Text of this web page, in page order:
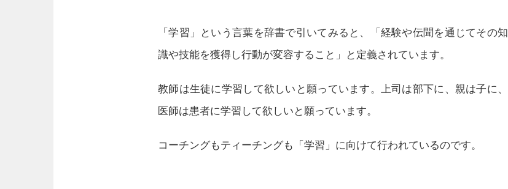
「学習」という言葉を辞書で引いてみると、「経験や伝聞を通じてその知
識や技能を獲得し行動が変容すること」と定義されています。
教師は生徒に学習して欲しいと願っています。上司は部下に、親は子に、
医師は患者に学習して欲しいと願っています。
コーチングもティーチングも「学習」に向けて行われているのです。